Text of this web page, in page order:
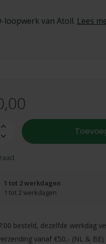
loopwerk van Atoll. Lees
1 tot 2 werkdagen
1 tot 2 werkdagen
besteld, dezelfde werkdag
vanaf €50,- (NL & BE)